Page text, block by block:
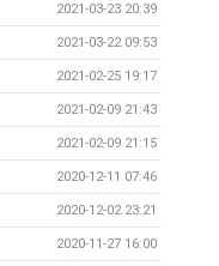
2021-03-23 20:39
2021-03-22 09:53
2021-02-25 19:17
2021-02-09 21:43
2021-02-09 21:15
2020-12-11 07:46
2020-12-02 23:21
2020-11-27 16:00